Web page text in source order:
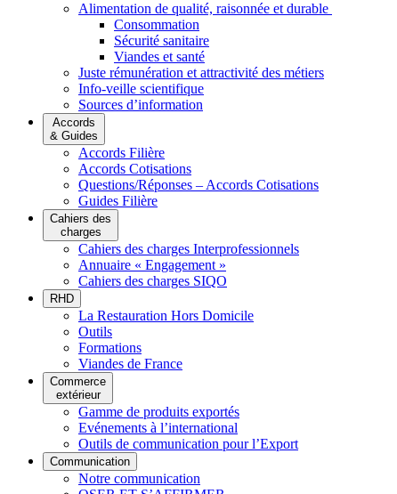
Alimentation de qualité, raisonnée et durable
Consommation
Sécurité sanitaire
Viandes et santé
Juste rémunération et attractivité des métiers
Info-veille scientifique
Sources d’information
Accords
& Guides
Accords Filière
Accords Cotisations
Questions/Réponses – Accords Cotisations
Guides Filière
Cahiers des
charges
Cahiers des charges Interprofessionnels
Annuaire « Engagement »
Cahiers des charges SIQO
RHD
La Restauration Hors Domicile
Outils
Formations
Viandes de France
Commerce
extérieur
Gamme de produits exportés
Evénements à l’international
Outils de communication pour l’Export
Communication
Notre communication